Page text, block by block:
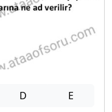
D E